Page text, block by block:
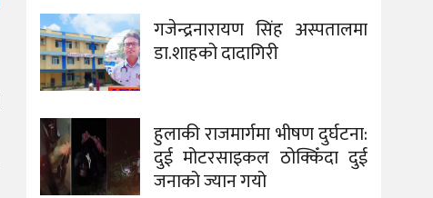
गजेन्द्रनारायण सिंह अस्पतालमा
डा.शाहको दादागिरी
हुलाकी राजमार्गमा भीषण दुर्घटना:
दुई मोटरसाइकल ठोक्किँदा दुई
जनाको ज्यान गयो